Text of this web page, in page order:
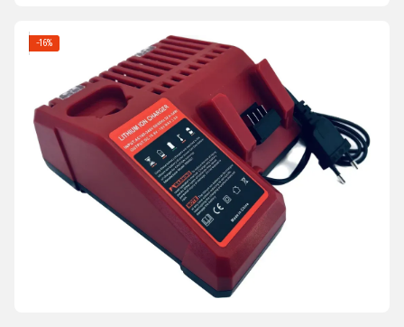
−16%